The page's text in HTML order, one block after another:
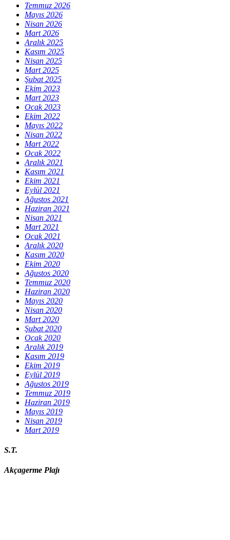
Temmuz 2026
Mayıs 2026
Nisan 2026
Mart 2026
Aralık 2025
Kasım 2025
Nisan 2025
Mart 2025
Şubat 2025
Ekim 2023
Mart 2023
Ocak 2023
Ekim 2022
Mayıs 2022
Nisan 2022
Mart 2022
Ocak 2022
Aralık 2021
Kasım 2021
Ekim 2021
Eylül 2021
Ağustos 2021
Haziran 2021
Nisan 2021
Mart 2021
Ocak 2021
Aralık 2020
Kasım 2020
Ekim 2020
Ağustos 2020
Temmuz 2020
Haziran 2020
Mayıs 2020
Nisan 2020
Mart 2020
Şubat 2020
Ocak 2020
Aralık 2019
Kasım 2019
Ekim 2019
Eylül 2019
Ağustos 2019
Temmuz 2019
Haziran 2019
Mayıs 2019
Nisan 2019
Mart 2019
S.T.
Akçagerme Plajı